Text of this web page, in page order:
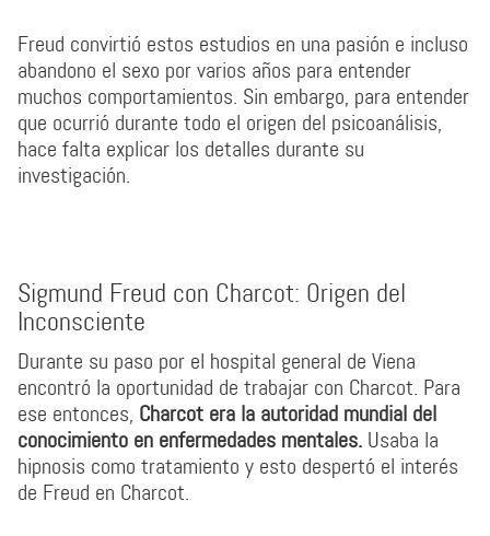
Freud convirtió estos estudios en una pasión e incluso
abandono el sexo por varios años para entender
muchos comportamientos. Sin embargo, para entender
que ocurrió durante todo el origen del psicoanálisis,
hace falta explicar los detalles durante su
investigación.
Sigmund Freud con Charcot: Origen del
Inconsciente
Durante su paso por el hospital general de Viena
encontró la oportunidad de trabajar con Charcot. Para
ese entonces, Charcot era la autoridad mundial del
conocimiento en enfermedades mentales. Usaba la
hipnosis como tratamiento y esto despertó el interés
de Freud en Charcot.